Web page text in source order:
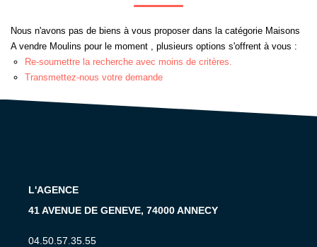
L'AGENCE
Plus de critères Créer une alerte
Nous n'avons pas de biens à vous proposer dans la catégorie Maisons
A vendre Moulins pour le moment , plusieurs options s'offrent à vous :
Re-soumettre la recherche avec moins de critères.
Transmettez-nous votre demande
L'AGENCE
41 AVENUE DE GENEVE, 74000 ANNECY
04.50.57.35.55